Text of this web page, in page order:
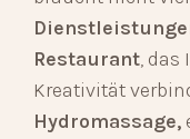
Restaurant, das
Kreativität
Hydromassage,